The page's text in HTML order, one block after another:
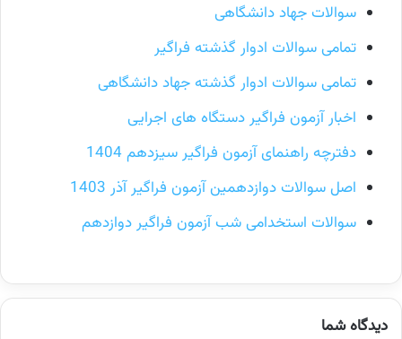
سوالات جهاد دانشگاهی
تمامی سوالات ادوار گذشته فراگیر
تمامی سوالات ادوار گذشته جهاد دانشگاهی
اخبار آزمون فراگیر دستگاه های اجرایی
دفترچه راهنمای آزمون فراگیر سیزدهم 1404
اصل سوالات دوازدهمین آزمون فراگیر آذر 1403
سوالات استخدامی شب آزمون فراگیر دوازدهم
دیدگاه شما